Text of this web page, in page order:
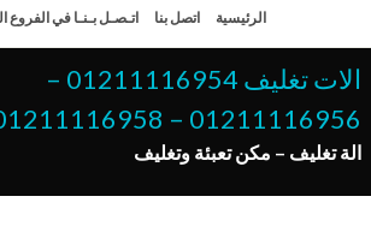
إلى
المحتوى
الرئيسية اتصل بنا اتـصـل بـنـا في الفروع
الات تغليف 01211116954 –
01211116956 – 01211116958
الة تغليف – مكن تعبئة وتغليف